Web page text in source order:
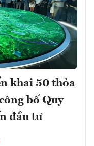
khai 50 thỏa
bố Quy
đầu tư